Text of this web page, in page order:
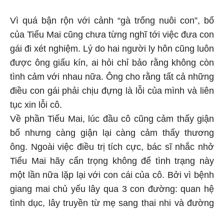
Vì quá bận rộn với cảnh “gà trống nuôi con”, bố
của Tiểu Mai cũng chưa từng nghĩ tới việc đưa con
gái đi xét nghiệm. Lý do hai người ly hôn cũng luôn
được ông giấu kín, ai hỏi chỉ bảo rằng không còn
tình cảm với nhau nữa. Ông cho rằng tất cả những
điều con gái phải chịu đựng là lỗi của mình và liên
tục xin lỗi cô.
Về phần Tiểu Mai, lúc đầu cô cũng cảm thấy giận
bố nhưng càng giận lại càng cảm thấy thương
ông. Ngoài việc điều trị tích cực, bác sĩ nhắc nhở
Tiểu Mai hãy cẩn trọng không để tình trạng này
một lần nữa lặp lại với con cái của cô. Bởi vì bệnh
giang mai chủ yếu lây qua 3 con đường: quan hệ
tình dục, lây truyền từ mẹ sang thai nhi và đường